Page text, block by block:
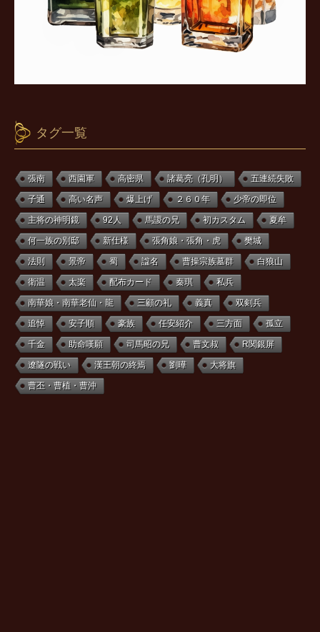
タグ一覧
張南 西園軍 高密県 諸葛亮（孔明） 五連続失敗
子通 高い名声 爆上げ ２６０年 少帝の即位
主将の神明鏡 92人 馬謖の兄 初カスタム 夏牟
何一族の別邸 新仕様 張角娘・張角・虎 樊城
法則 景帝 蜀 諡名 曹操宗族墓群 白狼山
衛温 太楽 配布カード 秦琪 私兵
南華娘・南華老仙・龍 三顧の礼 義真 双剣兵
追悼 安子順 豪族 任安紹介 三方面 孤立
千金 助命嘆願 司馬昭の兄 曹文叔 R関銀屏
遼隧の戦い 漢王朝の終焉 劉曄 大将旗
曹丕・曹植・曹沖